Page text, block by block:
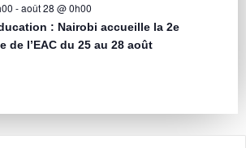
-août 28 @ 0h00
: Nairobi accueille la 2e
de l’EAC du 25 au 28 août